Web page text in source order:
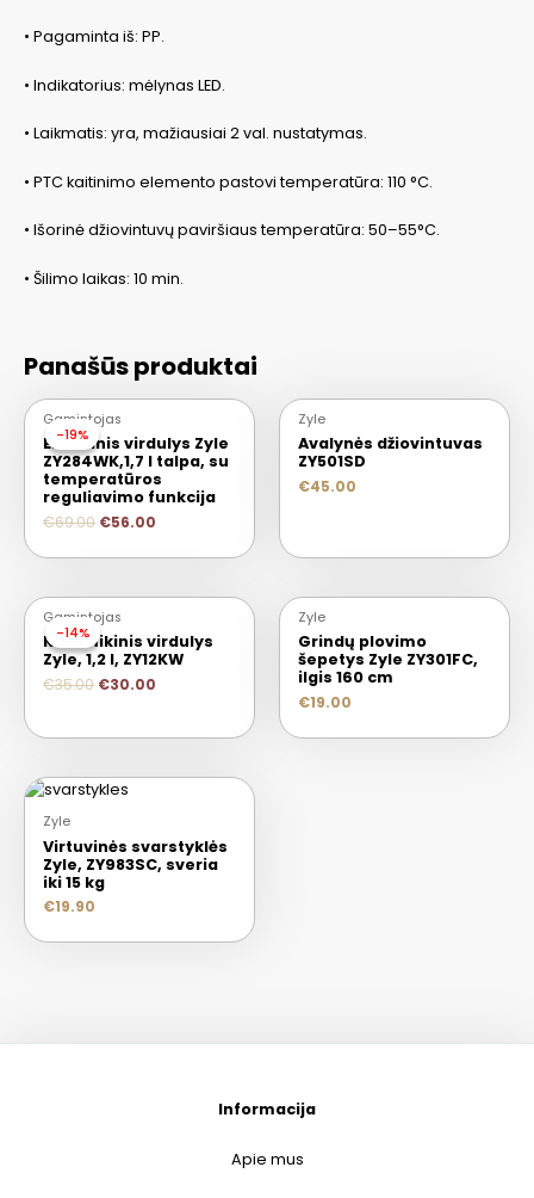
• Pagaminta iš: PP.
• Indikatorius: mėlynas LED.
• Laikmatis: yra, mažiausiai 2 val. nustatymas.
• PTC kaitinimo elemento pastovi temperatūra: 110 °C.
• Išorinė džiovintuvų paviršiaus temperatūra: 50–55°C.
• Šilimo laikas: 10 min.
Panašūs produktai
-19%
-19%
Gamintojas
Elektrinis virdulys Zyle
ZY284WK,1,7 l talpa, su
temperatūros
reguliavimo funkcija
€69.00 €56.00
Zyle
Avalynės džiovintuvas
ZY501SD
€45.00
-14%
-14%
Gamintojas
Keramikinis virdulys
Zyle, 1,2 l, ZY12KW
€35.00 €30.00
Zyle
Grindų plovimo
šepetys Zyle ZY301FC,
ilgis 160 cm
€19.00
Zyle
Virtuvinės svarstyklės
Zyle, ZY983SC, sveria
iki 15 kg
€19.90
Informacija
Apie mus